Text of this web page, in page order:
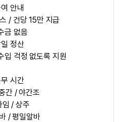
안내
/ 건당 15만 지급
금 없음
정산
입 걱정 없도록 지원
시간
간 / 야간조
임 / 상주
/ 평일알바